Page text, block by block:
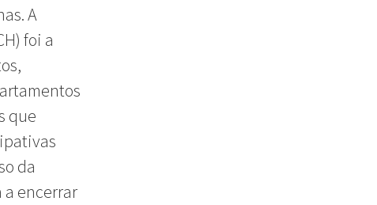
A
foi a
que
da
a encerrar